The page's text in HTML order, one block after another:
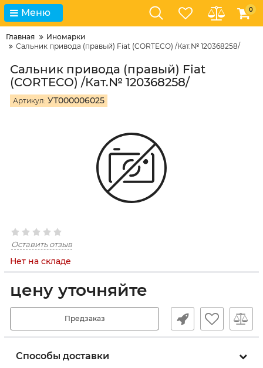
Меню 0
Главная
Иномарки
Сальник привода (правый) Fiat (CORTECO) /Кат.№ 120368258/
Сальник привода (правый) Fiat
(CORTECO) /Кат.№ 120368258/
Артикул: УТ000006025
Оставить отзыв
Нет на складе
цену уточняйте
Предзаказ
Способы доставки